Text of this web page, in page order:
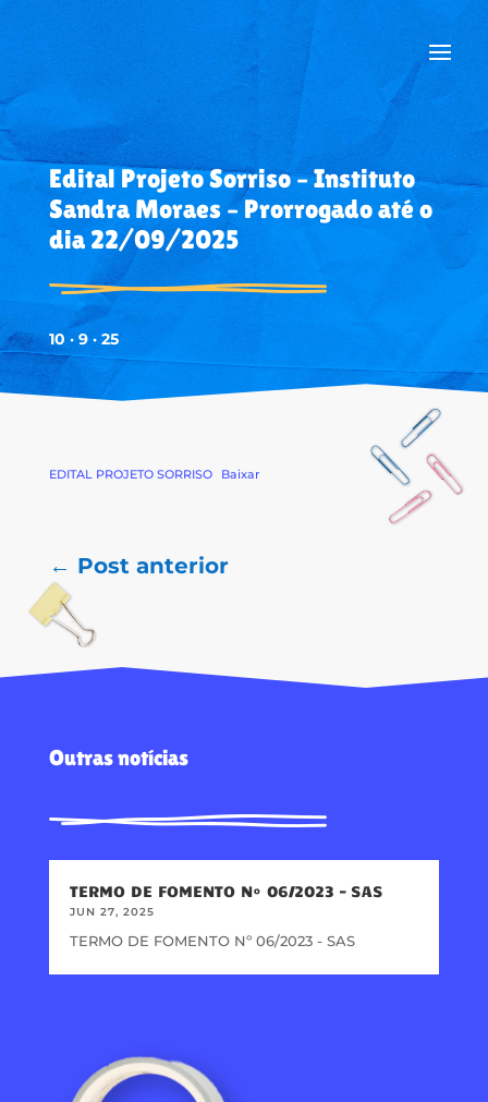
Edital Projeto Sorriso – Instituto
Sandra Moraes – Prorrogado até o
dia 22/09/2025
10 · 9 · 25
EDITAL PROJETO SORRISO Baixar
← Post anterior
Outras notícias
TERMO DE FOMENTO Nº 06/2023 – SAS
JUN 27, 2025
TERMO DE FOMENTO Nº 06/2023 - SAS